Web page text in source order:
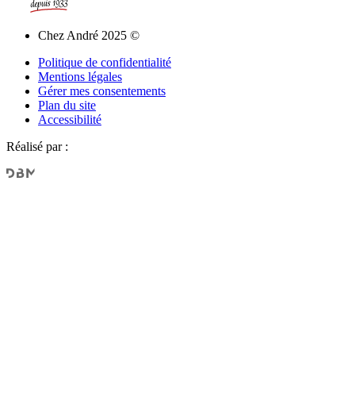
Chez André 2025 ©
Politique de confidentialité
Mentions légales
Gérer mes consentements
Plan du site
Accessibilité
Réalisé par :